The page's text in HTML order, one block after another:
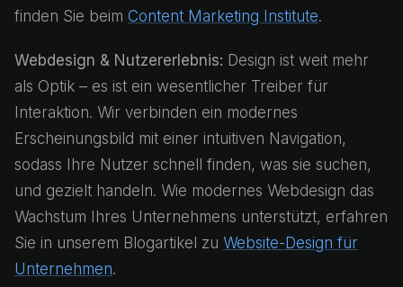
finden Sie beim Content Marketing Institute.
Webdesign & Nutzererlebnis: Design ist weit mehr
als Optik – es ist ein wesentlicher Treiber für
Interaktion. Wir verbinden ein modernes
Erscheinungsbild mit einer intuitiven Navigation,
sodass Ihre Nutzer schnell finden, was sie suchen,
und gezielt handeln. Wie modernes Webdesign das
Wachstum Ihres Unternehmens unterstützt, erfahren
Sie in unserem Blogartikel zu Website-Design für
Unternehmen.